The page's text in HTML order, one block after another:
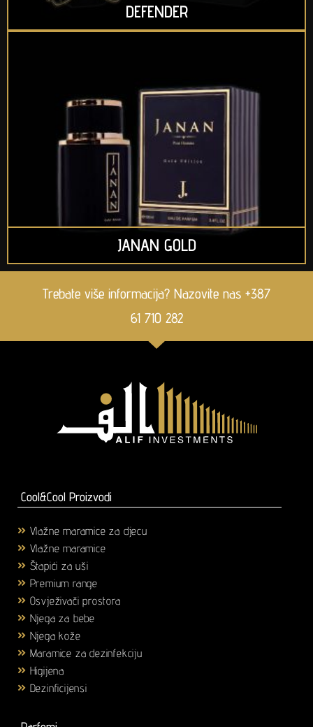
DEFENDER
JANAN GOLD
Trebate više informacija? Nazovite nas +387
61 710 282
Cool&Cool Proizvodi
Vlažne maramice za djecu
Vlažne maramice
Štapići za uši
Premium range
Osvježivači prostora
Njega za bebe
Njega kože
Maramice za dezinfekciju
Higijena
Dezinficijensi